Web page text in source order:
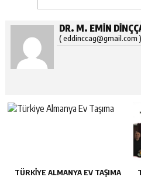
DR. M. EMİN
( eddinccag@gmail.com )
TÜRKIYE ALMANYA EV TAŞIMA